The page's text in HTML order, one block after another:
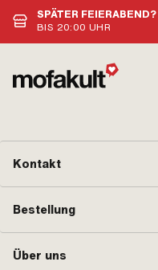
SPÄTER FEIERABEND?
BIS 20:00 UHR
Kontakt
Bestellung
Über uns